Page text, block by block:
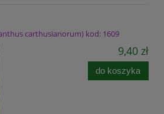
carthusianorum) kod: 1609
9,40 zł
do koszyka